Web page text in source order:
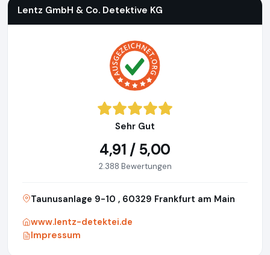
Lentz GmbH & Co. Detektive KG
Sehr Gut
4,91 / 5,00
2.388 Bewertungen
Taunusanlage 9-10 , 60329 Frankfurt am Main
www.lentz-detektei.de
Impressum